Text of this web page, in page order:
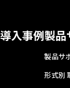
導入事例製
製品サ
形式別